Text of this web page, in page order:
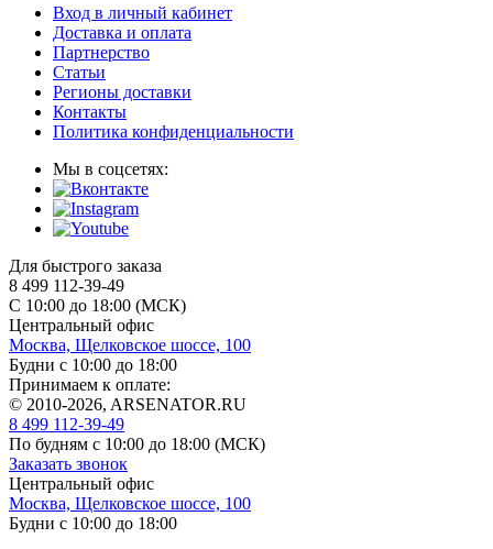
Вход в личный кабинет
Доставка и оплата
Партнерство
Статьи
Регионы доставки
Контакты
Политика конфиденциальности
Мы в соцсетях:
Для быстрого заказа
8 499 112-39-49
С 10:00 до 18:00 (МСК)
Центральный офис
Москва, Щелковское шоссе, 100
Будни с 10:00 до 18:00
Принимаем к оплате:
© 2010-2026, ARSENATOR.RU
8 499 112-39-49
По будням с 10:00 до 18:00 (МСК)
Заказать звонок
Центральный офис
Москва, Щелковское шоссе, 100
Будни с 10:00 до 18:00